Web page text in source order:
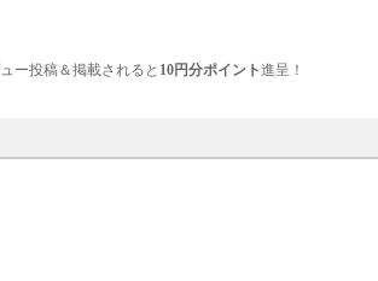
ー投稿＆掲載されると 10円分ポイント進呈！